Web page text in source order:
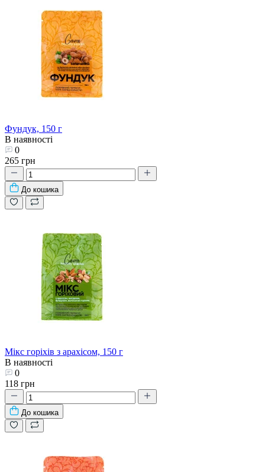
Фундук, 150 г
В наявності
0
265 грн
До кошика
Мікс горіхів з арахісом, 150 г
В наявності
0
118 грн
До кошика